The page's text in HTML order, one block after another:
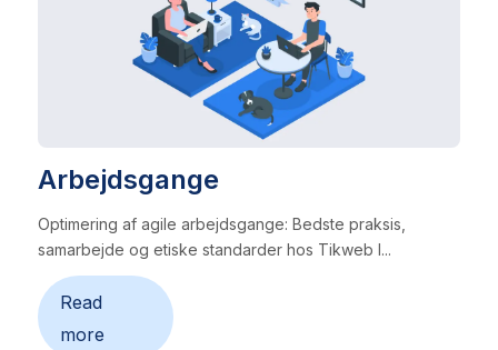
Arbejdsgange
Optimering af agile arbejdsgange: Bedste praksis,
samarbejde og etiske standarder hos Tikweb I...
Read
more